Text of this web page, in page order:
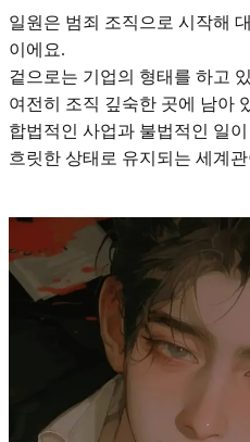
일원은 범죄 조직으로 시작해
이에요.
겉으로는 기업의 형태를 하고
여전히 조직 깊숙한 곳에 남아
합법적인 사업과 불법적인 일
흐릿한 상태로 유지되는 세계